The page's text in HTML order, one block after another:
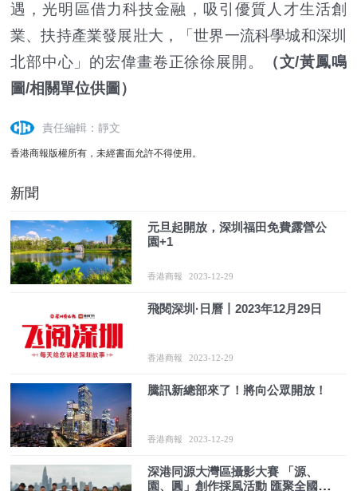
遇，光明區借力科技金融，吸引優質人才生活創
業、扶持產業發展壯大，「世界一流科學城和深圳
北部中心」的宏偉畫卷正徐徐展開。
（文/黃鳳鳴
圖/相關單位供圖）
責任編輯：靜文
香港商報版權所有，未經書面允許不得使用。
新聞
元旦起開放，深圳福田免費露營公
園+1
香港商報 2023-12-29
飛閱深圳·日曆丨2023年12月29日
香港商報 2023-12-29
騰訊新總部來了！將向公眾開放！
香港商報 2023-12-29
深港同源大灣區攝影大賽 「源、
園、圓」創作採風活動 匯聚全國青